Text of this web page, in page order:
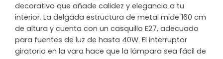
decorativo que añade calidez y elegancia a tu
interior. La delgada estructura de metal mide 160 cm
de altura y cuenta con un casquillo E27, adecuado
para fuentes de luz de hasta 40W. El interruptor
giratorio en la vara hace que la lámpara sea fácil de